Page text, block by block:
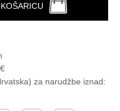
za narudžbe iznad: